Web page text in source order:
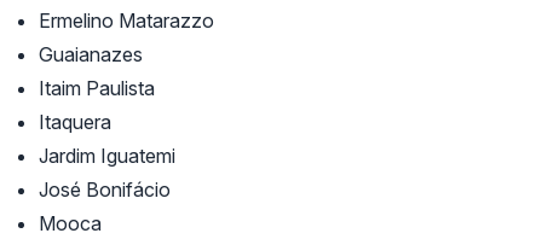
Ermelino Matarazzo
Guaianazes
Itaim Paulista
Itaquera
Jardim Iguatemi
José Bonifácio
Mooca